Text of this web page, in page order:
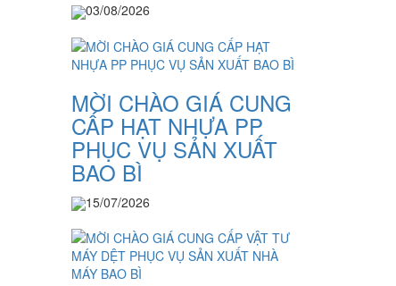
03/08/2026
MỜI CHÀO GIÁ CUNG
CẤP HẠT NHỰA PP
PHỤC VỤ SẢN XUẤT
BAO BÌ
15/07/2026